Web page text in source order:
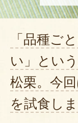
「品種ご
い」とい
松栗。今
を試食しま